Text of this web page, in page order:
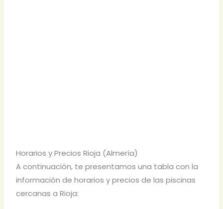
Horarios y Precios Rioja (Almería)
A continuación, te presentamos una tabla con la
información de horarios y precios de las piscinas
cercanas a Rioja: